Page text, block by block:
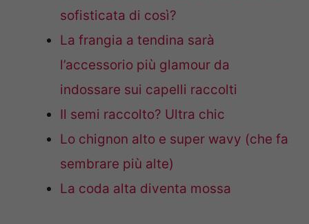
sofisticata di così?
La frangia a tendina sarà
l’accessorio più glamour da
indossare sui capelli raccolti
Il semi raccolto? Ultra chic
Lo chignon alto e super wavy (che fa
sembrare più alte)
La coda alta diventa mossa